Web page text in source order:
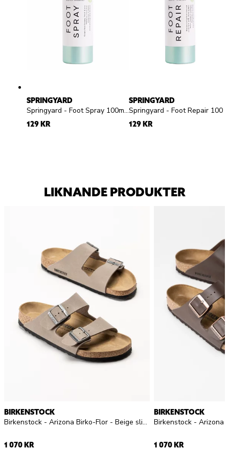
SPRINGYARD
Springyard - Foot Spray 100ml - Fotspray
129 KR
SPRINGYARD
129 KR
LIKNANDE PRODUKTER
BIRKENSTOCK
Birkenstock - Arizona Birko-Flor - Beige slip in sandaler
1 070 KR
BIRKENSTOCK
1 070 KR